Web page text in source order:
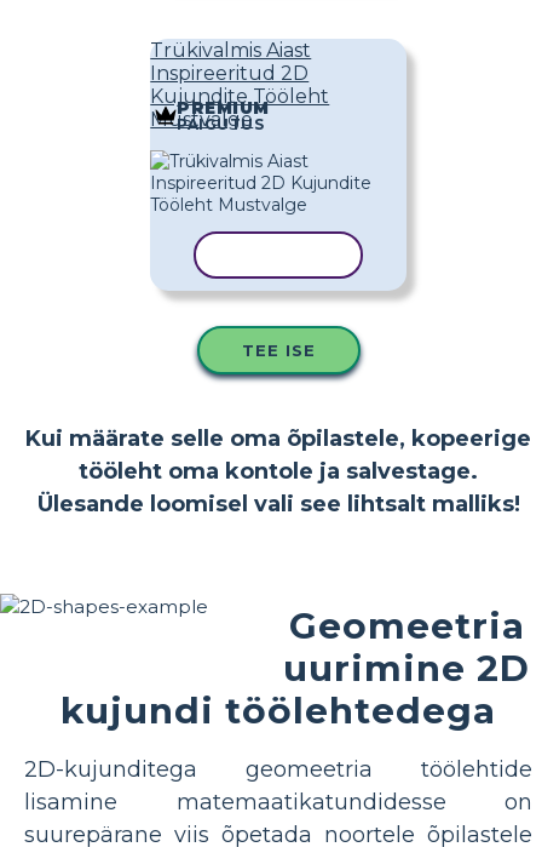
Trükivalmis Aiast
Inspireeritud 2D
Kujundite Tööleht
Mustvalge
PREMIUM
PAIGUTUS
TEE ISE
Kui määrate selle oma õpilastele, kopeerige
tööleht oma kontole ja salvestage.
Ülesande loomisel vali see lihtsalt malliks!
Geomeetria
uurimine 2D
kujundi töölehtedega
2D-kujunditega geomeetria töölehtide
lisamine matemaatikatundidesse on
suurepärane viis õpetada noortele õpilastele